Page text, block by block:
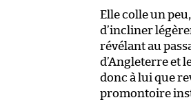
Elle colle un
d’incliner
révélant au
d’Angleterre et
donc à lui que
promontoire